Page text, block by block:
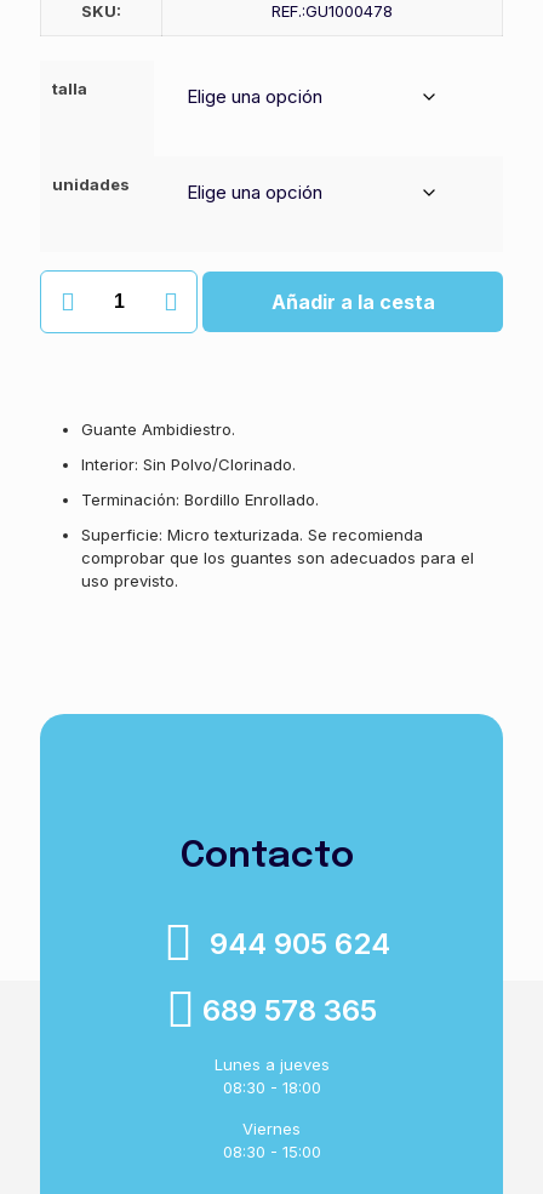
SKU: REF.:GU1000478
talla
unidades
Guante
hr8
Añadir a la cesta
Guante Ambidiestro.
Interior: Sin Polvo/Clorinado.
Terminación: Bordillo Enrollado.
Superficie: Micro texturizada. Se recomienda
comprobar que los guantes son adecuados para el
uso previsto.
Contacto
944 905 624
689 578 365
Lunes a jueves
08:30 - 18:00
Viernes
08:30 - 15:00